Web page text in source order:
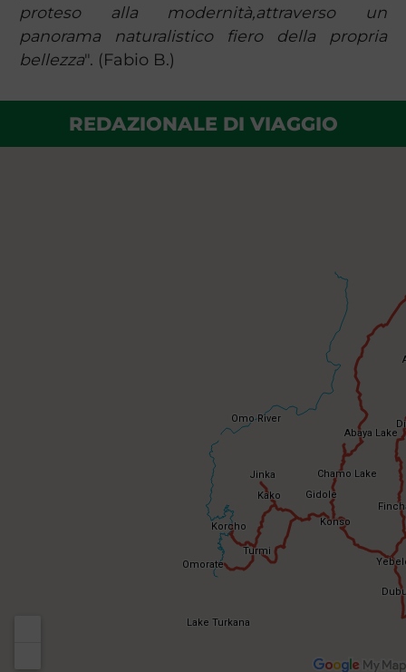
proteso alla modernità,attraverso un
panorama naturalistico fiero della propria
bellezza". (Fabio B.)
REDAZIONALE DI VIAGGIO